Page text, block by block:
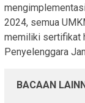
2024, semua
memiliki sertifikat
Penyelenggara
BACAAN